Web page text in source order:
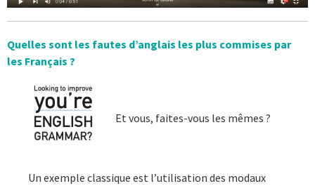
Quelles sont les fautes d’anglais les plus commises par
les Français ?
Et vous, faites-vous les mêmes ?
Un exemple classique est l’utilisation des modaux